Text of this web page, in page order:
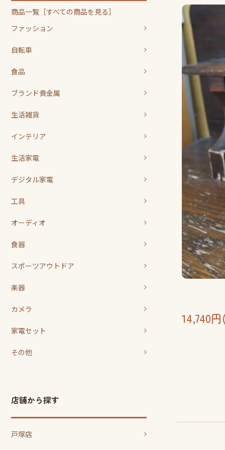
商品一覧［すべての商品を見る］
ファッション
自転車
食品
ブランド貴金属
生活雑貨
インテリア
生活家電
デジタル家電
工具
オーディオ
食器
スポーツアウトドア
楽器
カメラ
家電セット
その他
店舗から探す
戸塚店
14,740